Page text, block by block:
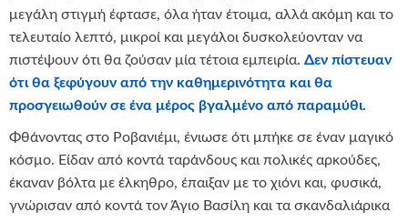
μεγάλη στιγμή έφτασε, όλα ήταν έτοιμα, αλλά ακόμη και το
τελευταίο λεπτό, μικροί και μεγάλοι δυσκολεύονταν να
πιστέψουν ότι θα ζούσαν μία τέτοια εμπειρία. Δεν πίστευαν
ότι θα ξεφύγουν από την καθημερινότητα και θα
προσγειωθούν σε ένα μέρος βγαλμένο από παραμύθι.
Φθάνοντας στο Ροβανιέμι, ένιωσε ότι μπήκε σε έναν μαγικό
κόσμο. Είδαν από κοντά ταράνδους και πολικές αρκούδες,
έκαναν βόλτα με έλκηθρο, έπαιξαν με το χιόνι και, φυσικά,
γνώρισαν από κοντά τον Άγιο Βασίλη και τα σκανδαλιάρικα